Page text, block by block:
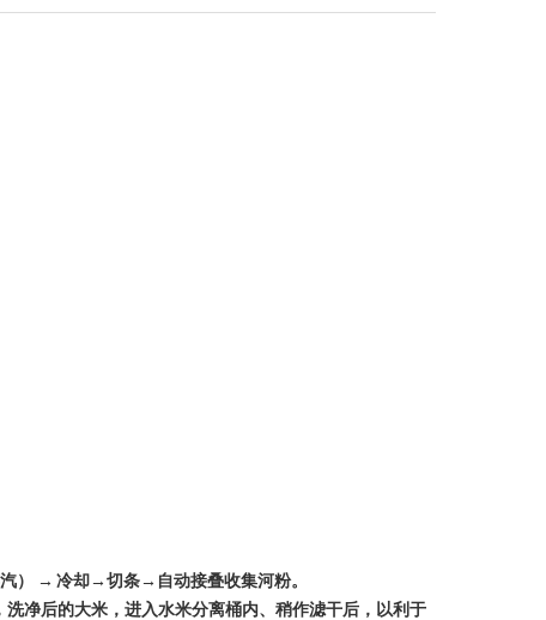
） → 冷却→切条→自动接叠收集河粉。
净后的大米，进入水米分离桶内、稍作滤干后，以利于